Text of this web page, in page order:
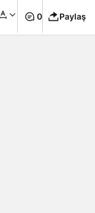
0 Paylaş